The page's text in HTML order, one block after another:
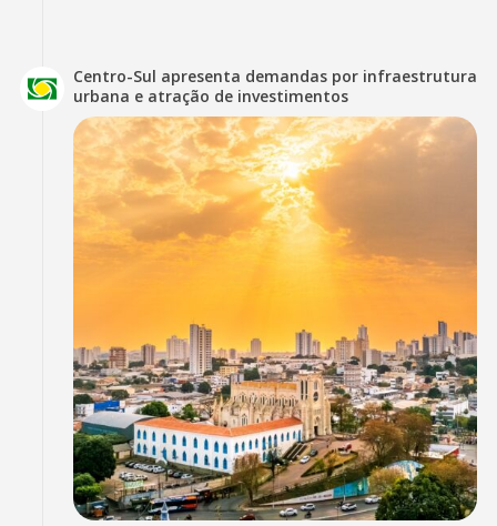
Centro-Sul apresenta demandas por infraestrutura
urbana e atração de investimentos